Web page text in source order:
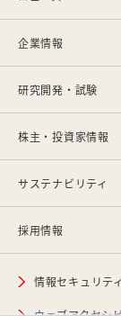
企業情報
研究開発・試験
株主・投資家情報
サステナビリティ
採用情報
情報セキュリテ